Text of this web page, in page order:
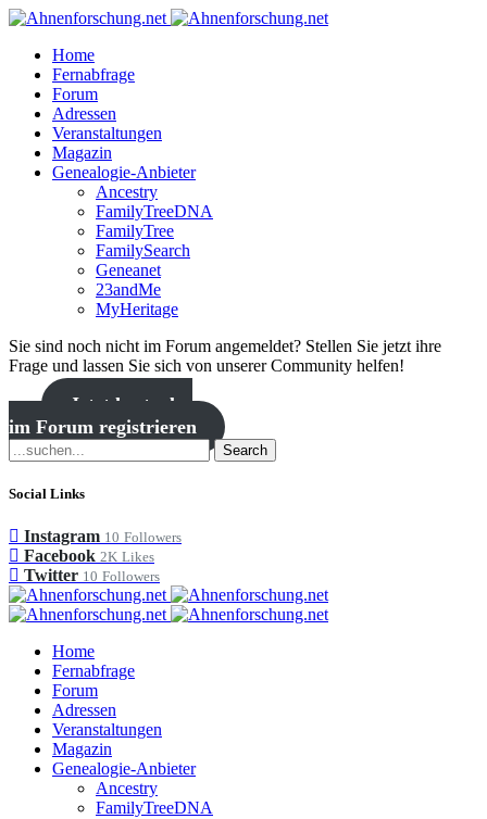
Home
Fernabfrage
Forum
Adressen
Veranstaltungen
Magazin
Genealogie-Anbieter
Ancestry
FamilyTreeDNA
FamilyTree
FamilySearch
Geneanet
23andMe
MyHeritage
Sie sind noch nicht im Forum angemeldet? Stellen Sie jetzt ihre
Frage und lassen Sie sich von unserer Community helfen!
Jetzt kostenlos
im Forum registrieren
Search
Social Links
Instagram 10 Followers
Facebook 2K Likes
Twitter 10 Followers
Home
Fernabfrage
Forum
Adressen
Veranstaltungen
Magazin
Genealogie-Anbieter
Ancestry
FamilyTreeDNA